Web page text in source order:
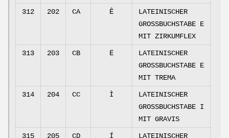
312 202 CA Ê
LATEINISCHER
GROSSBUCHSTABE E
MIT ZIRKUMFLEX
313 203 CB Ë
LATEINISCHER
GROSSBUCHSTABE E
MIT TREMA
314 204 CC Ì
LATEINISCHER
GROSSBUCHSTABE I
MIT GRAVIS
315 205 CD Í
LATEINISCHER